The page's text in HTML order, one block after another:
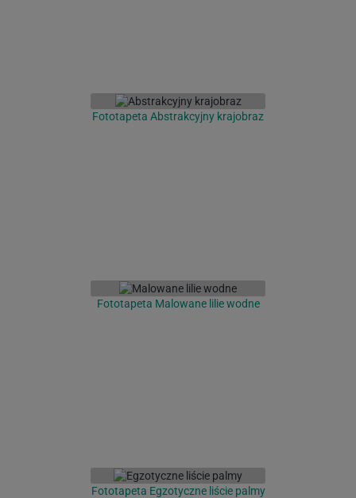
Fototapeta Abstrakcyjny krajobraz
Fototapeta Malowane lilie wodne
Fototapeta Egzotyczne liście palmy